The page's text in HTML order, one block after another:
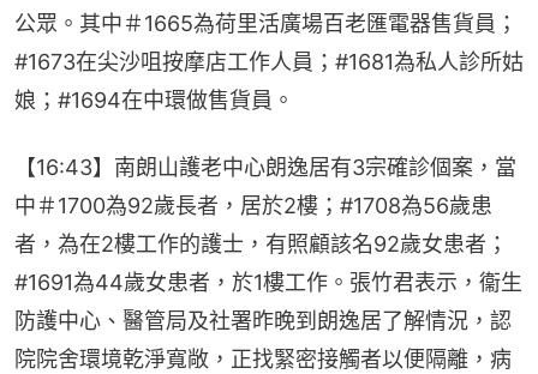
公眾。其中＃1665為荷里活廣場百老匯電器售貨員；
#1673在尖沙咀按摩店工作人員；#1681為私人診所姑
娘；#1694在中環做售貨員。
【16:43】南朗山護老中心朗逸居有3宗確診個案，當
中＃1700為92歲長者，居於2樓；#1708為56歲患
者，為在2樓工作的護士，有照顧該名92歲女患者；
#1691為44歲女患者，於1樓工作。張竹君表示，衞生
防護中心、醫管局及社署昨晚到朗逸居了解情況，認
院院舍環境乾淨寬敞，正找緊密接觸者以便隔離，病